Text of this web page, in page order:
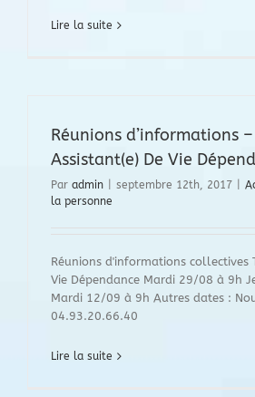
Lire la suite
Réunions d’informations –
Assistant(e) De Vie
Par admin septembre 12th, 2017
la personne
Réunions d'informations collectives
Vie Dépendance Mardi 29/08 à 9h
Mardi 12/09 à 9h Autres dates :
04.93.20.66.40
Lire la suite